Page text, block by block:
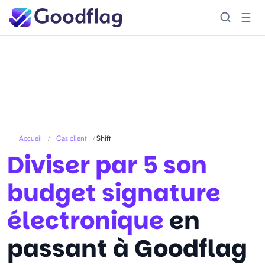
☰
Accueil / Cas client /Shift
Diviser par 5 son
budget signature
électroniqueen
passant à Goodflag